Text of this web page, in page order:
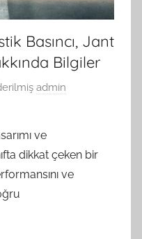
Basıncı, Jant
Bilgiler
admin
ve
dikkat çeken bir
ve